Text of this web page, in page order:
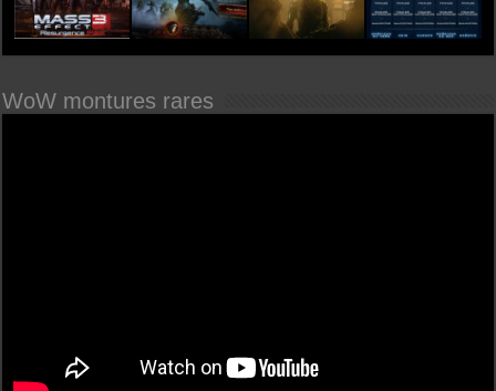
WoW montures rares